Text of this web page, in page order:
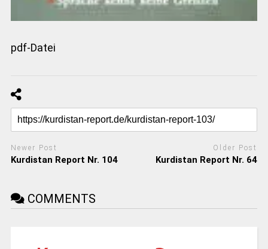
pdf-Datei
Newer Post
Kurdistan Report Nr. 104
Older Post
Kurdistan Report Nr. 64
COMMENTS